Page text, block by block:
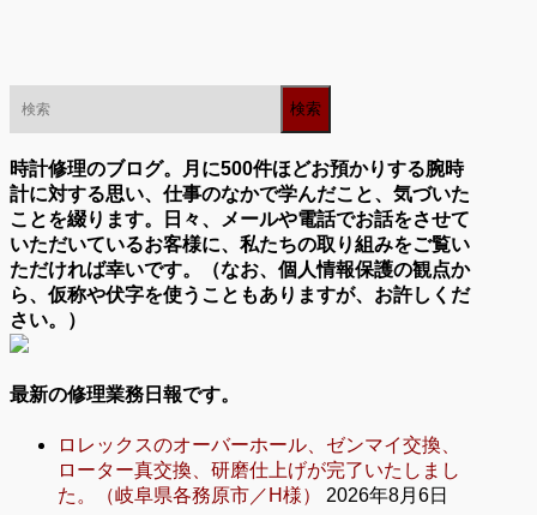
時計修理のブログ。月に500件ほどお預かりする腕時
計に対する思い、仕事のなかで学んだこと、気づいた
ことを綴ります。日々、メールや電話でお話をさせて
いただいているお客様に、私たちの取り組みをご覧い
ただければ幸いです。（なお、個人情報保護の観点か
ら、仮称や伏字を使うこともありますが、お許しくだ
さい。）
最新の修理業務日報です。
ロレックスのオーバーホール、ゼンマイ交換、
ローター真交換、研磨仕上げが完了いたしまし
た。（岐阜県各務原市／H様）
2026年8月6日